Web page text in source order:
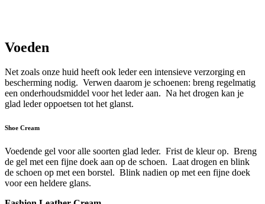
Voeden
Net zoals onze huid heeft ook leder een intensieve verzorging en
bescherming nodig. Verwen daarom je schoenen: breng regelmatig
een onderhoudsmiddel voor het leder aan. Na het drogen kan je
glad leder oppoetsen tot het glanst.
Shoe Cream
Voedende gel voor alle soorten glad leder. Frist de kleur op. Breng
de gel met een fijne doek aan op de schoen. Laat drogen en blink
de schoen op met een borstel. Blink nadien op met een fijne doek
voor een heldere glans.